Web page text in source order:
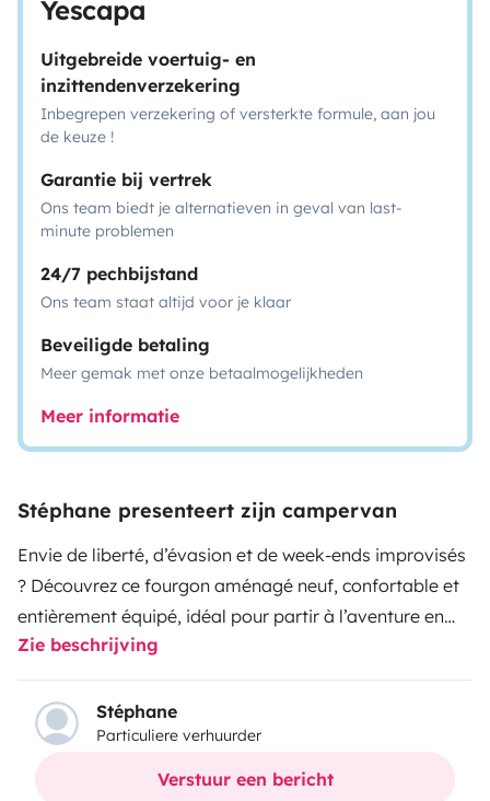
Yescapa
Uitgebreide voertuig- en
inzittendenverzekering
Inbegrepen verzekering of versterkte formule, aan jou
de keuze !
Garantie bij vertrek
Ons team biedt je alternatieven in geval van last-
minute problemen
24/7 pechbijstand
Ons team staat altijd voor je klaar
Beveiligde betaling
Meer gemak met onze betaalmogelijkheden
Meer informatie
Stéphane presenteert zijn campervan
Envie de liberté, d’évasion et de week-ends improvisés
? Découvrez ce fourgon aménagé neuf, confortable et
entièrement équipé, idéal pour partir à l’aventure en
toute autonomie.
B sur porteur Citroën Jumper 2.2L BlueHDI 140 ch, mis
en circulation en mars 2026. Visite virtuelle sur
https://www.giottiline.com/utenti/giottiline_com/
ses dimensions (5,99 m de long et 2,65 m de haut), il se
Zie beschrijving
Stéphane
Particuliere verhuurder
Verstuur een bericht